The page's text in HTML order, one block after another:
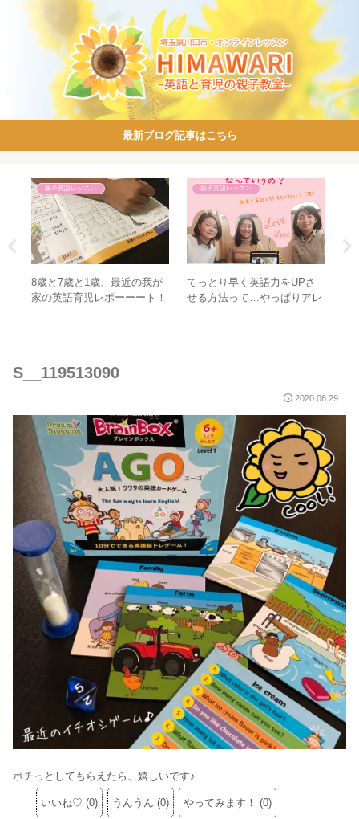
最新ブログ記事はこちら
親子英語レッスン
8歳と7歳と1歳、最近の我が
家の英語育児レポーーート！
親子英語レッスン
てっとり早く英語力をUPさ
せる方法って…やっぱりアレ
S__119513090
2020.06.29
ポチっとしてもらえたら、嬉しいです♪
いいね♡ (0) うんうん (0) やってみます！ (0)